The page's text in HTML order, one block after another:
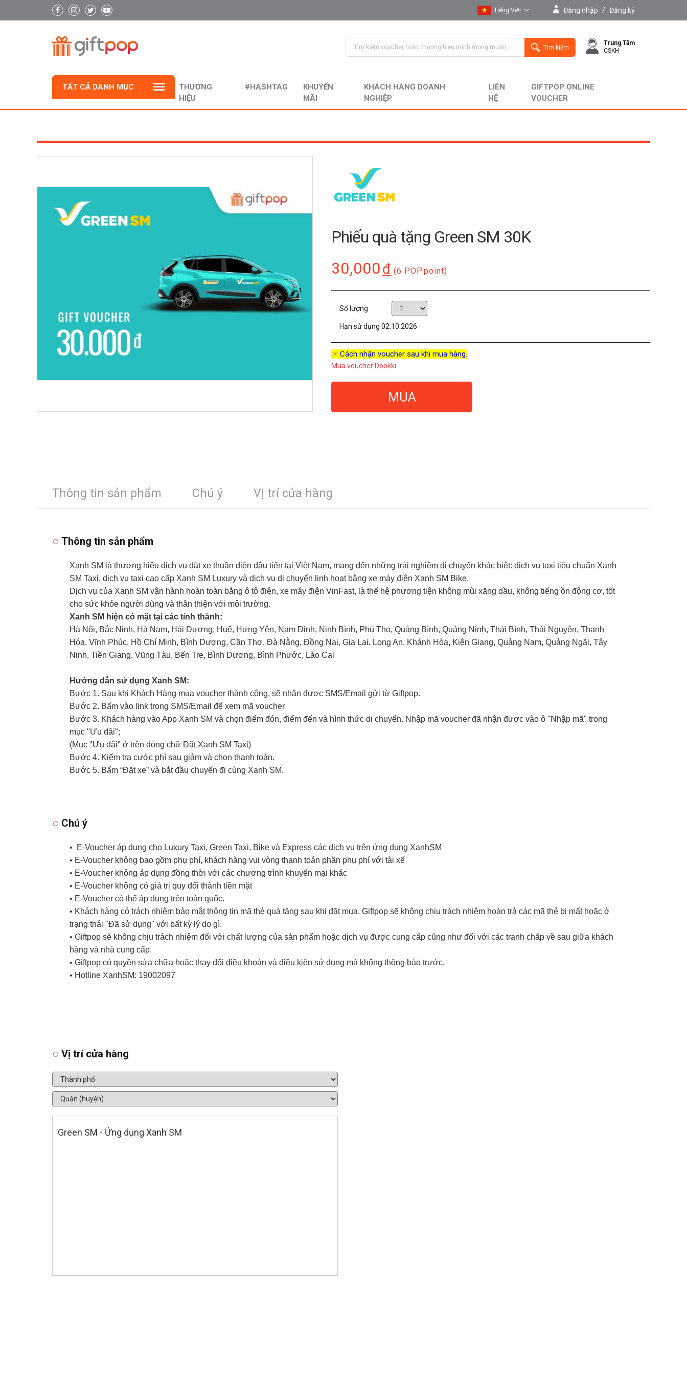
Tiếng Việt
English
Đăng nhập / Đăng ký
Tìm kiếm
Trung Tâm
CSKH
TẤT CẢ DANH MỤC
THƯƠNG
HIỆU
#HASHTAG
KHUYẾN
MÃI
KHÁCH HÀNG DOANH
NGHIỆP
LIÊN
HỆ
GIFTPOP ONLINE
VOUCHER
Phiếu quà tặng Green SM 30K
30,000đ (6 POP point)
Số lượng
Hạn sử dụng 02.10.2026
☞ Cách nhận voucher sau khi mua hàng.
Mua voucher Dookki
MUA
Thông tin sản phẩm Chú ý Vị trí cửa hàng
Thông tin sản phẩm
Xanh SM là thương hiệu dịch vụ đặt xe thuần điện đầu tiên tại Việt Nam, mang đến những trải nghiệm di chuyển khác biệt: dịch vụ taxi tiêu chuẩn Xanh
SM Taxi, dịch vụ taxi cao cấp Xanh SM Luxury và dịch vụ di chuyển linh hoạt bằng xe máy điện Xanh SM Bike.
Dịch vụ của Xanh SM vận hành hoàn toàn bằng ô tô điện, xe máy điện VinFast, là thế hệ phương tiện không mùi xăng dầu, không tiếng ồn động cơ, tốt
cho sức khỏe người dùng và thân thiện với môi trường.
Xanh SM hiện có mặt tại các tỉnh thành:
Hà Nội, Bắc Ninh, Hà Nam, Hải Dương, Huế, Hưng Yên, Nam Định, Ninh Bình, Phú Thọ, Quảng Bình, Quảng Ninh, Thái Bình, Thái Nguyên, Thanh
Hóa, Vĩnh Phúc, Hồ Chí Minh, Bình Dương, Cần Thơ, Đà Nẵng, Đồng Nai, Gia Lai, Long An, Khánh Hòa, Kiên Giang, Quảng Nam, Quảng Ngãi, Tây
Ninh, Tiền Giang, Vũng Tàu, Bến Tre, Bình Dương, Bình Phước, Lào Cai
Hướng dẫn sử dụng Xanh SM:
Bước 1. Sau khi Khách Hàng mua voucher thành công, sẽ nhận được SMS/Email gửi từ Giftpop.
Bước 2. Bấm vào link trong SMS/Email để xem mã voucher
Bước 3. Khách hàng vào App Xanh SM và chọn điểm đón, điểm đến và hình thức di chuyển. Nhập mã voucher đã nhận được vào ô "Nhập mã" trong
mục "Ưu đãi";
(Mục "Ưu đãi" ở trên dòng chữ Đặt Xanh SM Taxi)
Bước 4. Kiểm tra cước phí sau giảm và chọn thanh toán.
Bước 5. Bấm “Đặt xe” và bắt đầu chuyến đi cùng Xanh SM.
Chú ý
• E-Voucher áp dụng cho Luxury Taxi, Green Taxi, Bike và Express các dịch vụ trên ứng dụng XanhSM
• E-Voucher không bao gồm phụ phí, khách hàng vui vòng thanh toán phần phụ phí với tài xế
• E-Voucher không áp dụng đồng thời với các chương trình khuyến mại khác
• E-Voucher không có giá trị quy đổi thành tiền mặt
• E-Voucher có thể áp dụng trên toàn quốc.
• Khách hàng có trách nhiệm bảo mật thông tin mã thẻ quà tặng sau khi đặt mua. Giftpop sẽ không chịu trách nhiệm hoàn trả các mã thẻ bị mất hoặc ở
trạng thái "Đã sử dụng" với bất kỳ lý do gì.
• Giftpop sẽ không chịu trách nhiệm đối với chất lượng của sản phẩm hoặc dịch vụ được cung cấp cũng như đối với các tranh chấp về sau giữa khách
hàng và nhà cung cấp.
• Giftpop có quyền sửa chữa hoặc thay đổi điều khoản và điều kiện sử dụng mà không thông báo trước.
• Hotline XanhSM: 19002097
Vị trí cửa hàng
Green SM - Ứng dụng Xanh SM